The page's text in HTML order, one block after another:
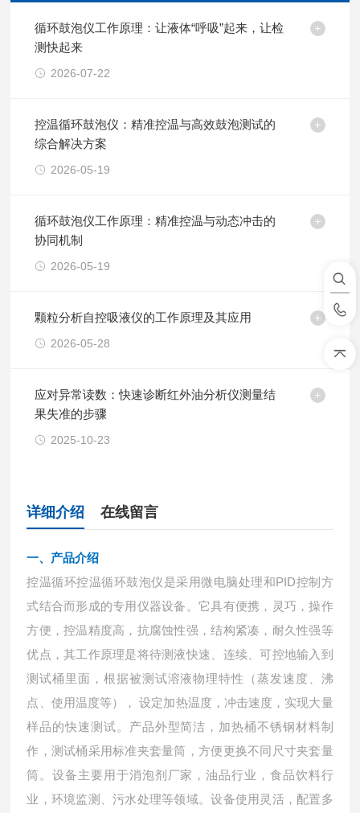
循环鼓泡仪工作原理：让液体“呼吸”起来，让检
测快起来
2026-07-22
控温循环鼓泡仪：精准控温与高效鼓泡测试的
综合解决方案
2026-05-19
循环鼓泡仪工作原理：精准控温与动态冲击的
协同机制
2026-05-19
颗粒分析自控吸液仪的工作原理及其应用
2026-05-28
应对异常读数：快速诊断红外油分析仪测量结
果失准的步骤
2025-10-23
详细介绍 在线留言
一、产品介绍
控温循环控温循环鼓泡仪是采用微电脑处理和PID控制方
式结合而形成的专用仪器设备。它具有便携，灵巧，操作
方便，控温精度高，抗腐蚀性强，结构紧凑，耐久性强等
优点，其工作原理是将待测液快速、连续、可控地输入到
测试桶里面，根据被测试溶液物理特性（蒸发速度、沸
点、使用温度等）， 设定加热温度，冲击速度，实现大量
样品的快速测试。产品外型简洁，加热桶不锈钢材料制
作，测试桶采用标准夹套量筒，方便更换不同尺寸夹套量
筒。设备主要用于消泡剂厂家，油品行业，食品饮料行
业，环境监测、污水处理等领域。设备使用灵活，配置多